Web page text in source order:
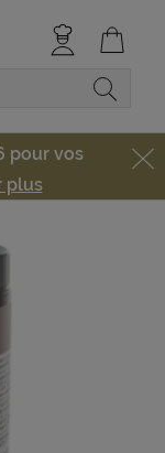
pour vos
plus